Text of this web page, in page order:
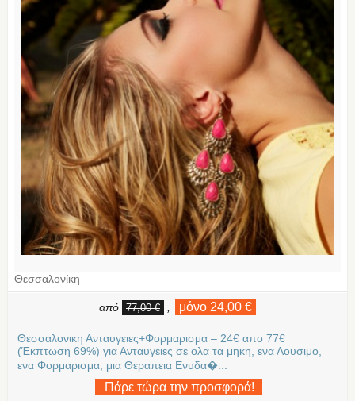
Θεσσαλονίκη
από 77,00 € μόνο 24,00 €
Θεσσαλονικη Ανταυγειες+Φορμαρισμα – 24€ απο 77€
(Έκπτωση 69%) για Ανταυγειες σε ολα τα μηκη, ενα Λουσιμο,
ενα Φορμαρισμα, μια Θεραπεια Ενυδα�...
Πάρε τώρα την προσφορά!